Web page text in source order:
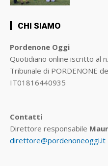
CHI SIAMO
Pordenone Oggi
Quotidiano online iscritto al
Tribunale di PORDENONE
IT01816440935
Contatti
Direttore responsabile
direttore@pordenoneoggi.it